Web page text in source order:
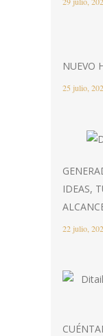
NUEVO
25 julio,
IDEAS,
22 julio,